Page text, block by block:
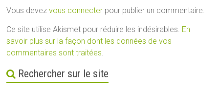
Vous devezvous connecter pour publier un commentaire.
Ce site utilise Akismet pour réduire les indésirables. En
savoir plus sur la façon dont les données de vos
commentaires sont traitées.
Rechercher sur le site